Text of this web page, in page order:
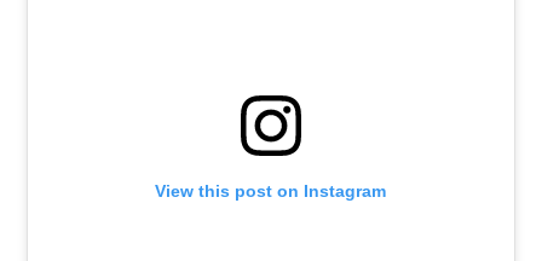
View this post on Instagram